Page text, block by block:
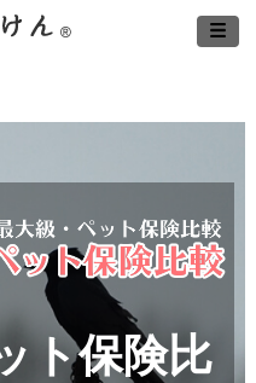
ト保険比